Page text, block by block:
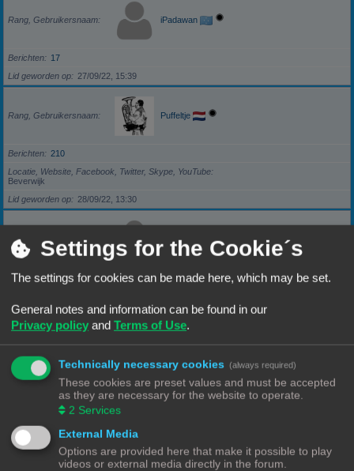
Rang, Gebruikersnaam iPadawan
Berichten
17
Lid geworden op
27/09/22, 15:39
Rang, Gebruikersnaam Puffeltje
Berichten
210
Locatie, Website, Facebook, Twitter, Skype, YouTube
Beverwijk
Lid geworden op
28/09/22, 13:30
Rang, Gebruikersnaam darkzero
Berichten
5
Rang, Gebruikersnaam
Berichten
29/09/22, 17:18
Rang, Gebruikersnaam
Settings for the Cookie´s
The settings for cookies can be made here, which may be set.
General notes and information can be found in our
Privacy policy and Terms of Use.
Technically necessary cookies (always required)
These cookies are preset values and must be accepted
as they are necessary for the website to operate.
2 Services
External Media
Options are provided here that make it possible to play
videos or external media directly in the forum.